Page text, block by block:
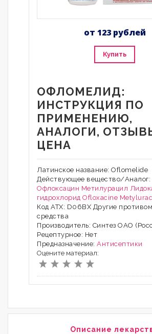
от 123 рублей
Купить
ОФЛОМЕЛИД:
ИНСТРУКЦИЯ ПО
ПРИМЕНЕНИЮ,
АНАЛОГИ,
ЦЕНА
Латинское название: Oflomelide
Действующее вещество/Аналог:
Офлоксацин Метилурацил
гидрохлорид Ofloxacine
Код АТХ: D06BX Другие
средства
Производитель: Синтез ОАО
Рецептурное: Нет
Предназначение: Антисептики
Оцените материал:
Описание